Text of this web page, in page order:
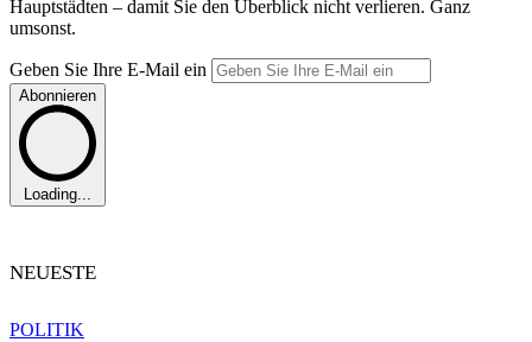
Hauptstädten – damit Sie den Überblick nicht verlieren. Ganz
umsonst.
Geben Sie Ihre E-Mail ein
Abonnieren
Loading...
NEUESTE
POLITIK